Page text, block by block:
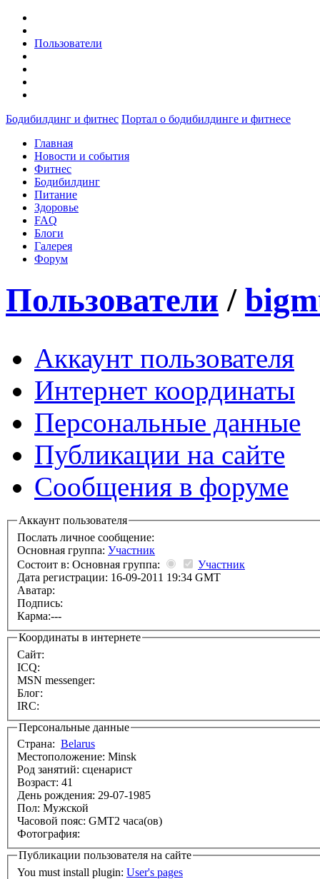
Пользователи
Бодибилдинг и фитнес Портал о бодибилдинге и фитнесе
Главная
Новости и события
Фитнес
Бодибилдинг
Питание
Здоровье
FAQ
Блоги
Галерея
Форум
Пользователи /
Аккаунт пользователя
Интернет координаты
Персональные данные
Публикации на сайте
Сообщения в форуме
Аккаунт пользователя
Послать личное сообщение:
Основная группа: Участник
Состоит в: Основная группа:
Участник
Дата регистрации: 16-09-2011 19:34 GMT
Аватар:
Подпись:
Карма:---
Координаты в интернете
Сайт:
ICQ:
MSN messenger:
Блог:
IRC:
Персональные данные
Страна: Belarus
Местоположение: Minsk
Род занятий: сценарист
Возраст: 41
День рождения: 29-07-1985
Пол: Мужской
Часовой пояс: GMT2 часа(ов)
Фотография:
Публикации пользователя на сайте
You must install plugin: User's pages